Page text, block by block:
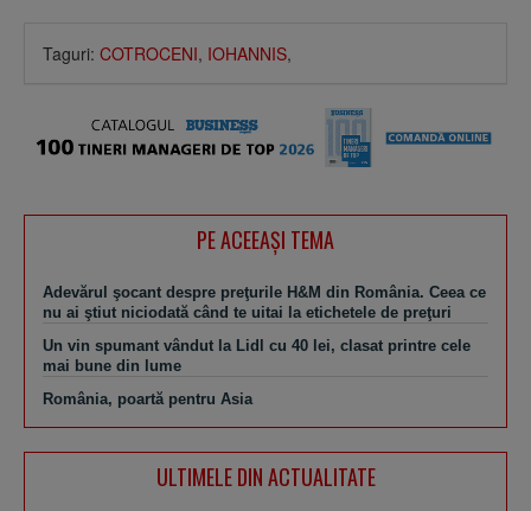
Taguri: COTROCENI, IOHANNIS,
PE ACEEAŞI TEMA
Adevărul şocant despre preţurile H&M din România. Ceea ce
nu ai ştiut niciodată când te uitai la etichetele de preţuri
Un vin spumant vândut la Lidl cu 40 lei, clasat printre cele
mai bune din lume
România, poartă pentru Asia
ULTIMELE DIN ACTUALITATE